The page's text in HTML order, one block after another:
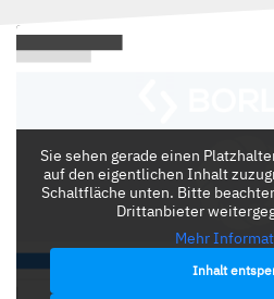
Sie sehen gerade einen
auf den eigentlichen Inhalt
Schaltfläche unten. Bitte
Drittanbieter
Mehr
Inhalt